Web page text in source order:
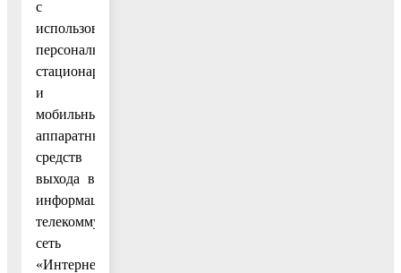
с
использованием
персональных
стационарных
и
мобильных
аппаратных
средств
выхода в
информационно-
телекоммуникационную
сеть
«Интернет»